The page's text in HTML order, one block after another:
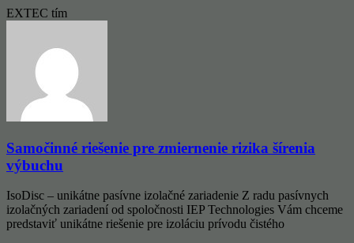
EXTEC tím
Samočinné riešenie pre zmiernenie rizika šírenia
výbuchu
IsoDisc – unikátne pasívne izolačné zariadenie Z radu pasívnych
izolačných zariadení od spoločnosti IEP Technologies Vám chceme
predstaviť unikátne riešenie pre izoláciu prívodu čistého